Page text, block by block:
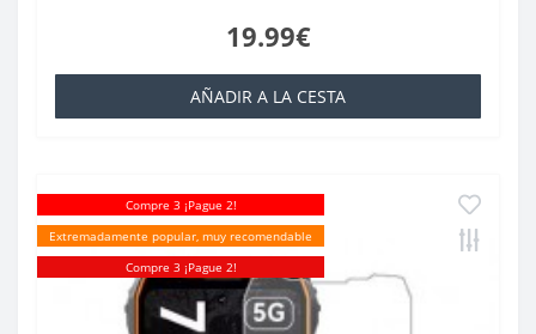
19.99€
AÑADIR A LA CESTA
Compre 3 ¡Pague 2!
Extremadamente popular, muy recomendable
Compre 3 ¡Pague 2!